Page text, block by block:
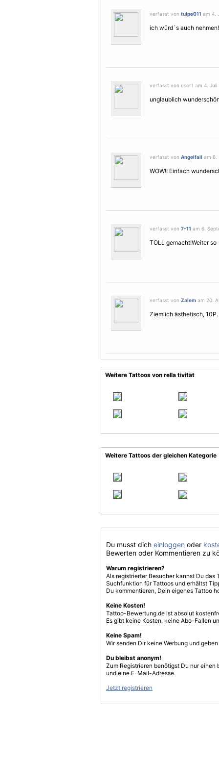
verfasst von tulpe011 am 4.
ich würd´s auch nehmen!
verfasst von user1 am 4. Juli
unglaublich
verfasst von Angelfall am 6.
WOW!! Einfach
verfasst von 7-11 am 6.
TOLL gemacht!Weiter so
verfasst von Zalem am 20.
Ziemlich ästhetisch, 10P.
Weitere Tattoos von rella tivität
Weitere Tattoos der gleichen Kategorie
Du musst dich einloggen oder
Bewerten oder Kommentieren zu
Warum registrieren?
Als registrierter Besucher kannst Du
Suchfunktion für Tattoos und erhältst
Du kommentieren, Dein eigenes Tattoo
Keine Kosten!
Tattoo-Bewertung.de ist absolut
Es gibt keine Kosten, keine Abo-Fallen
Keine Spam!
Wir senden Dir keine Werbung und
Du bleibst anonym!
Zum Registrieren benötigst Du nur einen
und eine E-Mail-Adresse.
Jetzt registrieren